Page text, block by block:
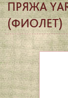
ПРЯЖА
(ФИОЛЕТ)